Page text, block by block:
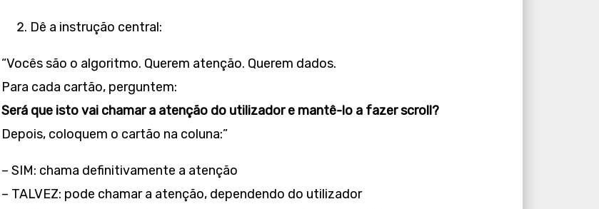
Dê a instrução central:
“Vocês são o algoritmo. Querem atenção. Querem dados.
Para cada cartão, perguntem:
Será que isto vai chamar a atenção do utilizador e mantê-lo a fazer scroll?
Depois, coloquem o cartão na coluna:”
– SIM: chama definitivamente a atenção
– TALVEZ: pode chamar a atenção, dependendo do utilizador